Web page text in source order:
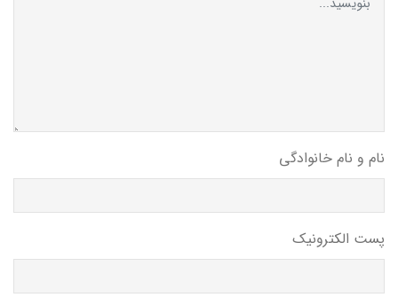
نام و نام خانوادگی
پست الکترونیک